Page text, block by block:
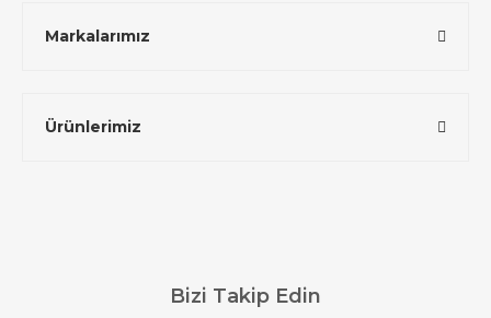
Markalarımız
Ürünlerimiz
Bizi Takip Edin